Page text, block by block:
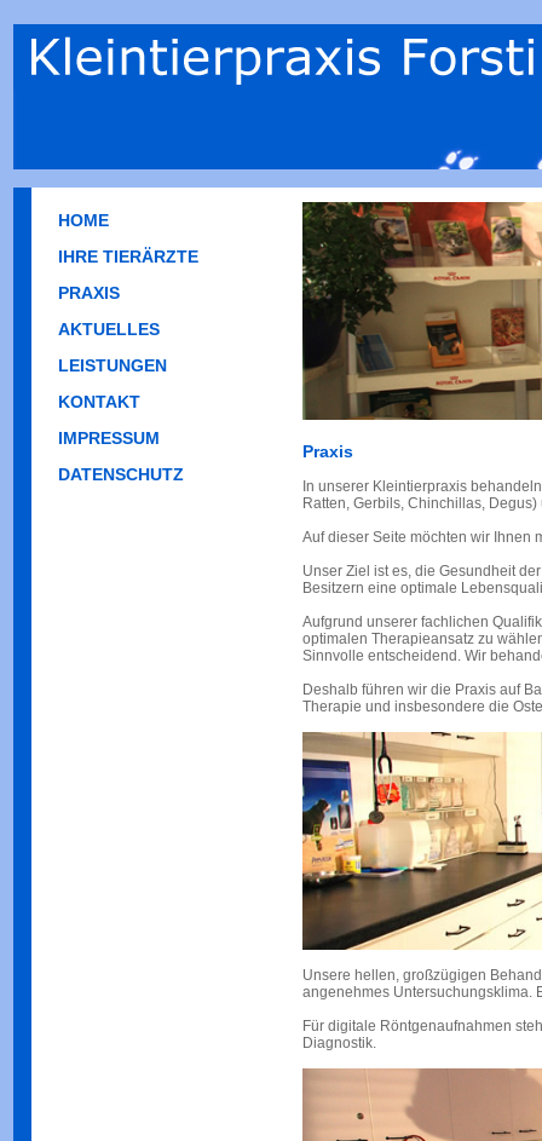
HOME
IHRE TIERÄRZTE
PRAXIS
AKTUELLES
LEISTUNGEN
KONTAKT
IMPRESSUM
DATENSCHUTZ
Praxis
In unserer Kleintierpraxis
Ratten, Gerbils, Chinchillas, Degus)
Auf dieser Seite möchten wir Ihnen
Unser Ziel ist es, die Gesundheit
Besitzern eine optimale
Aufgrund unserer fachlichen
optimalen Therapieansatz zu
Sinnvolle entscheidend. Wir
Deshalb führen wir die Praxis auf
Therapie und insbesondere die
Unsere hellen, großzügigen
angenehmes Untersuchungsklima.
Für digitale Röntgenaufnahmen
Diagnostik.